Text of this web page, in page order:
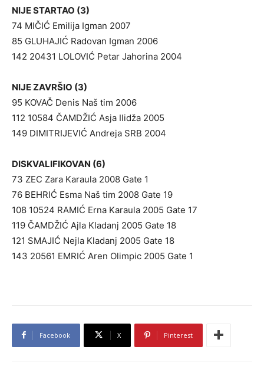
NIJE STARTAO (3)
74 MIČIĆ Emilija Igman 2007
85 GLUHAJIĆ Radovan Igman 2006
142 20431 LOLOVIĆ Petar Jahorina 2004
NIJE ZAVRŠIO (3)
95 KOVAČ Denis Naš tim 2006
112 10584 ČAMDŽIĆ Asja Ilidža 2005
149 DIMITRIJEVIĆ Andreja SRB 2004
DISKVALIFIKOVAN (6)
73 ZEC Zara Karaula 2008 Gate 1
76 BEHRIĆ Esma Naš tim 2008 Gate 19
108 10524 RAMIĆ Erna Karaula 2005 Gate 17
119 ČAMDŽIĆ Ajla Kladanj 2005 Gate 18
121 SMAJIĆ Nejla Kladanj 2005 Gate 18
143 20561 EMRIĆ Aren Olimpic 2005 Gate 1
Facebook X Pinterest